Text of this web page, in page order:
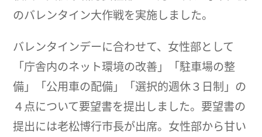
のバレンタイン大作戦を実施しました。
バレンタインデーに合わせて、女性部として
「庁舎内のネット環境の改善」「駐車場の整
備」「公用車の配備」「選択的週休３日制」の
４点について要望書を提出しました。要望書の
提出には老松博行市長が出席。女性部から甘い